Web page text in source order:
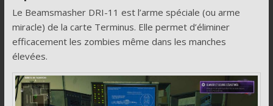
le
mode
zombie
de
Call
of
Duty
Le Beamsmasher DRI-11 est l’arme spéciale (ou arme
miracle) de la carte Terminus. Elle permet d’éliminer
efficacement les zombies même dans les manches
élevées.